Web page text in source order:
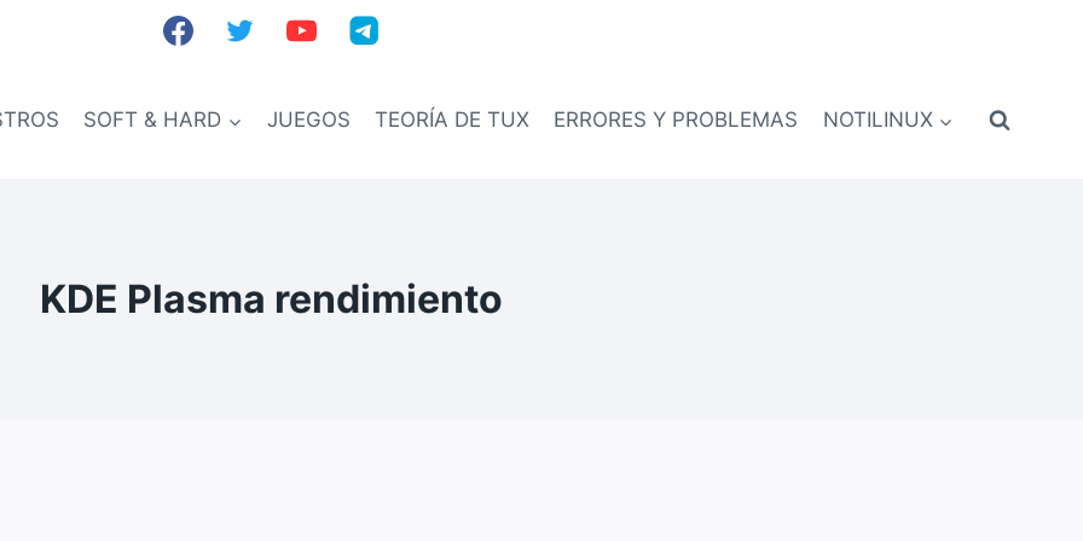
SOFT & HARD JUEGOS TEORÍA DE TUX ERRORES Y PROBLEMAS NOTILINUX
KDE Plasma rendimiento